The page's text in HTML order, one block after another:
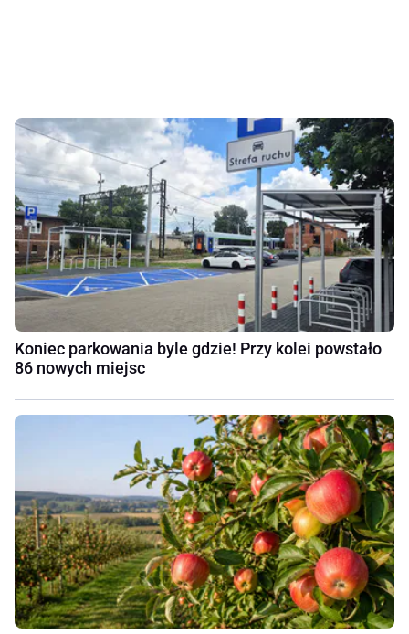
Koniec parkowania byle gdzie! Przy kolei powstało
86 nowych miejsc